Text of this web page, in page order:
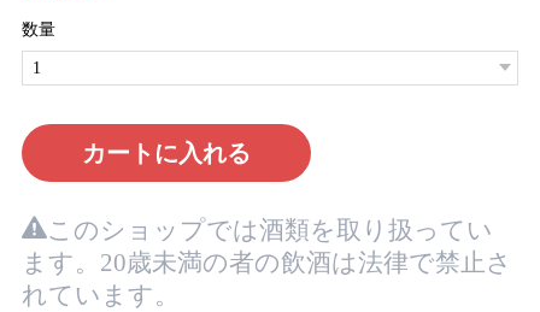
数量
カートに入れる
このショップでは酒類を取り扱ってい
ます。20歳未満の者の飲酒は法律で禁止さ
れています。